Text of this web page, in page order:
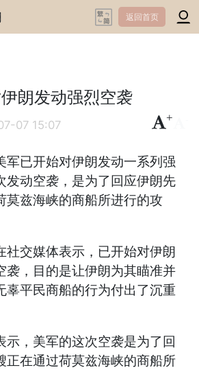
返回首页
朗发动强烈空袭
07 15:07
+
军已开始对伊朗发动一系列强
发动空袭，是为了回应伊朗先
莫兹海峡的商船所进行的攻
社交媒体表示，已开始对伊朗
袭，目的是让伊朗为其瞄准并
辜平民商船的行为付出了沉重
示，美军的这次空袭是为了回
正在通过荷莫兹海峡的商船所